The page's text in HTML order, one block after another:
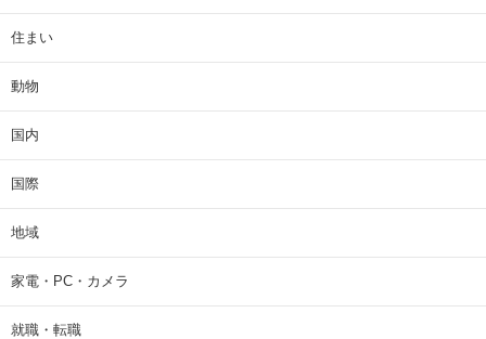
住まい
動物
国内
国際
地域
家電・PC・カメラ
就職・転職